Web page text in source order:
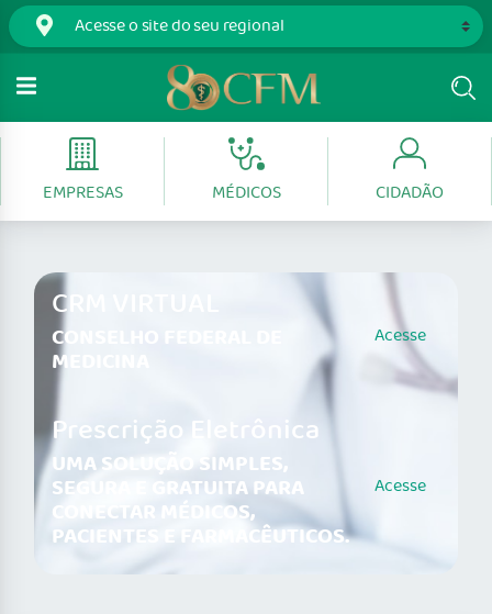
EMPRESAS MÉDICOS CIDADÃO
CRM VIRTUAL
CONSELHO FEDERAL DE
MEDICINA
Acesse
Prescrição Eletrônica
UMA SOLUÇÃO SIMPLES,
SEGURA E GRATUITA PARA
CONECTAR MÉDICOS,
PACIENTES E FARMACÊUTICOS.
Acesse